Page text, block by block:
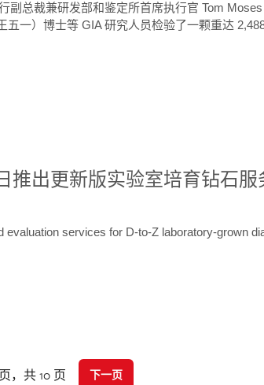
副总裁兼研发部和鉴定所首席执行官 Tom
五一）博士等 GIA 研究人员检验了一颗重达
日推出更新版实验室培育钻石服
evaluation services for D-to-Z laboratory-grown
，共 10 页 下一页